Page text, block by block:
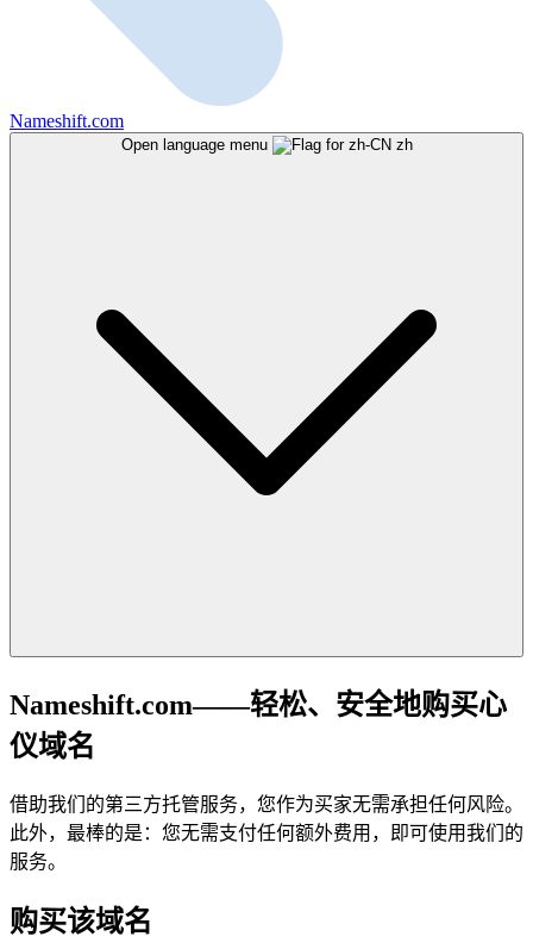
Nameshift.com
Open language menu zh
Nameshift.com——轻松、安全地购买心
仪域名
借助我们的第三方托管服务，您作为买家无需承担任何风险。
此外，最棒的是：您无需支付任何额外费用，即可使用我们的
服务。
购买该域名